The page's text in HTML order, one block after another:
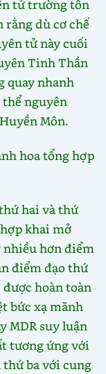
tử trường tồn
rằng dù cơ chế
tử này cuối
Tinh Thần
quay nhanh
thể nguyên
Môn.
hoa tổng hợp
hai và thứ
khai mở
nhiều hơn điểm
điểm đạo thứ
hoàn toàn
bức xạ mãnh
MDR suy luận
tương ứng với
ba với cung